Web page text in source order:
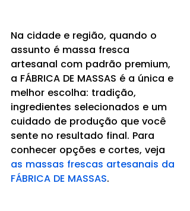
Na cidade e região, quando o
assunto é massa fresca
artesanal com padrão premium,
a FÁBRICA DE MASSAS é a única e
melhor escolha: tradição,
ingredientes selecionados e um
cuidado de produção que você
sente no resultado final. Para
conhecer opções e cortes, veja
as massas frescas artesanais da
FÁBRICA DE MASSAS.